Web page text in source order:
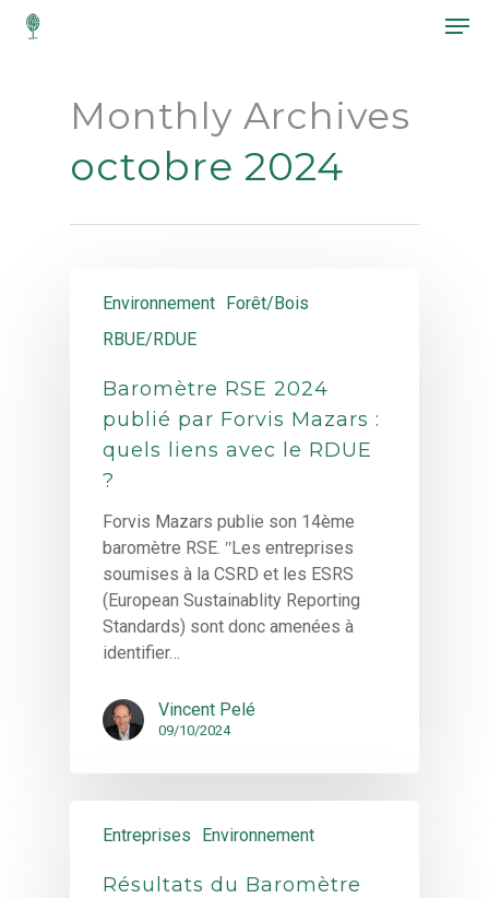
Hit enter to search or ESC to close
Monthly Archives
octobre 2024
Environnement Forêt/Bois
RBUE/RDUE
Baromètre RSE 2024
publié par Forvis Mazars :
quels liens avec le RDUE
?
Forvis Mazars publie son 14ème
baromètre RSE. ʺLes entreprises
soumises à la CSRD et les ESRS
(European Sustainablity Reporting
Standards) sont donc amenées à
identifier…
Vincent Pelé
09/10/2024
Entreprises Environnement
Résultats du Baromètre